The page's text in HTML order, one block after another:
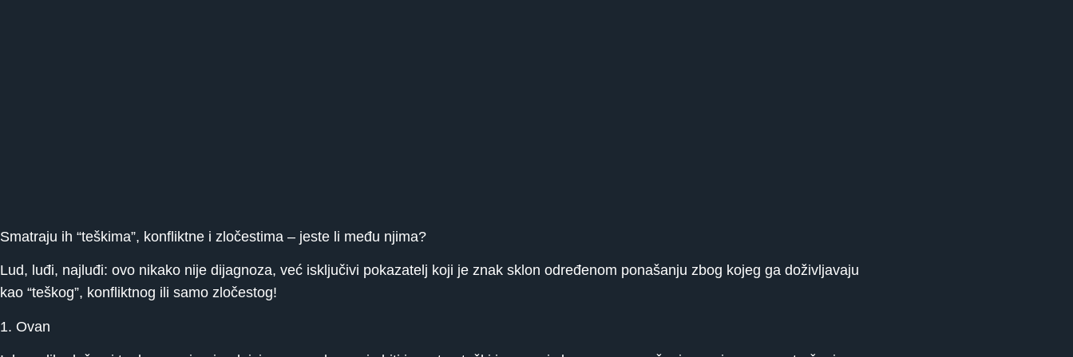
Smatraju ih “teškima”, konfliktne i zločestima – jeste li među njima?
Lud, luđi, najluđi: ovo nikako nije dijagnoza, već isključivi pokazatelj koji je znak sklon određenom ponašanju zbog kojeg ga doživljavaju
kao “teškog”, konfliktnog ili samo zločestog!
1. Ovan